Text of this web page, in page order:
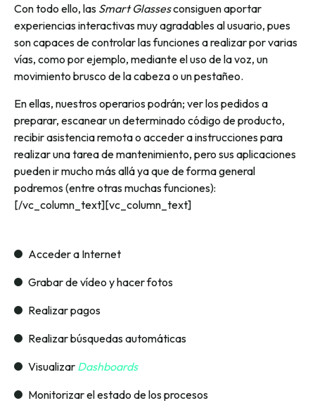
Con todo ello, las Smart Glassesconsiguen aportar
experiencias interactivas muy agradables al usuario, pues
son capaces de controlar las funciones a realizar por varias
vías, como por ejemplo, mediante el uso de la voz, un
movimiento brusco de la cabeza o un pestañeo.
En ellas, nuestros operarios podrán; ver los pedidos a
preparar, escanear un determinado código de producto,
recibir asistencia remota o acceder a instrucciones para
realizar una tarea de mantenimiento, pero sus aplicaciones
pueden ir mucho más allá ya que de forma general
podremos (entre otras muchas funciones):
[/vc_column_text][vc_column_text]
Acceder a Internet
Grabar de vídeo y hacer fotos
Realizar pagos
Realizar búsquedas automáticas
Visualizar Dashboards
Monitorizar el estado de los procesos